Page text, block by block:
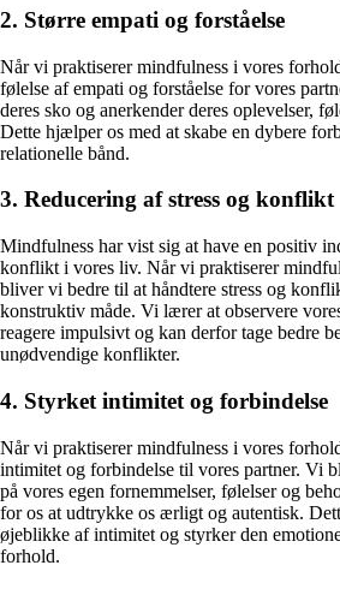
2. Større empati og forståelse
Når vi praktiserer mindfulness i vores
følelse af empati og forståelse for vores
deres sko og anerkender deres oplevelser,
Dette hjælper os med at skabe en dybere
relationelle bånd.
3. Reducering af stress og konflikt
Mindfulness har vist sig at have en positiv
konflikt i vores liv. Når vi praktiserer
bliver vi bedre til at håndtere stress og
konstruktiv måde. Vi lærer at observere
reagere impulsivt og kan derfor tage bedre
unødvendige konflikter.
4. Styrket intimitet og forbindelse
Når vi praktiserer mindfulness i vores
intimitet og forbindelse til vores partner. Vi
på vores egen fornemmelser, følelser og
for os at udtrykke os ærligt og autentisk.
øjeblikke af intimitet og styrker den
forhold.